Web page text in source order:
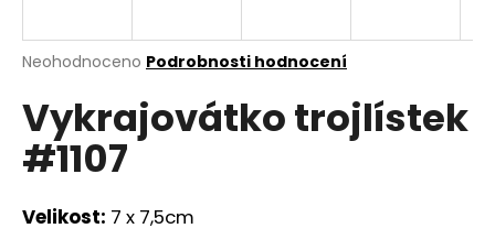
Průměrné
produktu
je
0,0
z
hvězdiček.
Neohodnoceno Podrobnosti hodnocení
Vykrajovátko trojlístek
#1107
Velikost: 7 x 7,5cm
j
t
?